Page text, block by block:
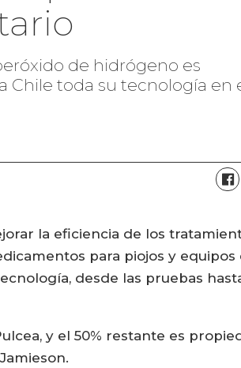
de hidrógeno es
Chile toda su tecnología en
la eficiencia de los
para piojos y equipos
desde las pruebas
y el 50% restante es